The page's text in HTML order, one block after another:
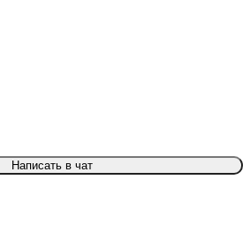
Написать в чат